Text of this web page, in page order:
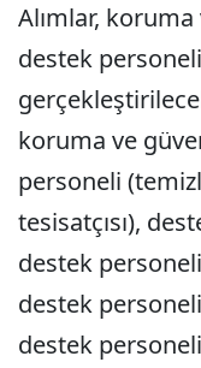
Alımlar,
destek
koruma ve
personeli
tesisatçısı),
destek
destek
destek